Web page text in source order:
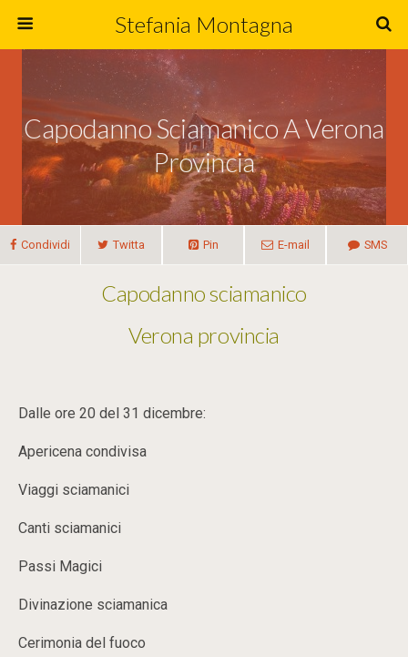
Stefania Montagna
Capodanno Sciamanico A Verona
Provincia
Condividi Twitta Pin E-mail SMS
Capodanno sciamanico
Verona provincia
Dalle ore 20 del 31 dicembre:
Apericena condivisa
Viaggi sciamanici
Canti sciamanici
Passi Magici
Divinazione sciamanica
Cerimonia del fuoco